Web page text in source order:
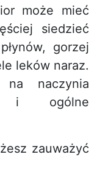
może mieć
siedzieć
gorzej
leków naraz.
na naczynia
i ogólne
zauważyć